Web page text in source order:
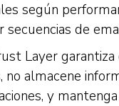
según
secuencias de
Layer
no almacene
y